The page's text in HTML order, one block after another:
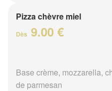
Pizza chèvre miel
Dès 9.00 €
Base crème, mozzarella,
de parmesan